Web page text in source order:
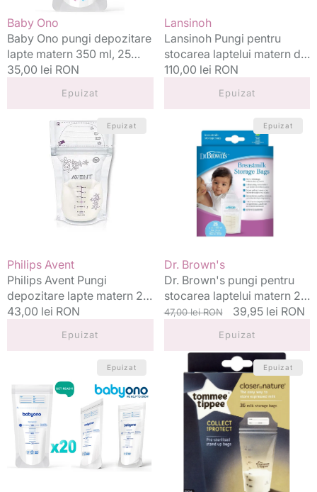
buc./set
Vânzător:
Baby Ono
Baby Ono pungi depozitare
lapte matern 350 ml, 25
buc./set
Preț
35,00 lei RON
Epuizat
50
buc.
Vânzător:
Lansinoh
Lansinoh Pungi pentru
stocarea laptelui matern de
180 ml 50 buc.
Preț
110,00 lei RON
Epuizat
depozitare
180
ml
Epuizat
Vânzător:
Philips Avent
Philips Avent Pungi
depozitare lapte matern 25
buc x 180 ml
Preț
43,00 lei RON
Epuizat
Brown's
stocarea
laptelui
matern
Epuizat
Vânzător:
Dr. Brown's
Dr. Brown's pungi pentru
stocarea laptelui matern 25
buc./set
Preț
47,00 lei RON
Preț
39,95 lei RON
Epuizat
Pungi
150
ml
pentru
stocarea
laptelui
Epuizat
Tippee
pungi
pentru
depozitarea
laptelui
Epuizat